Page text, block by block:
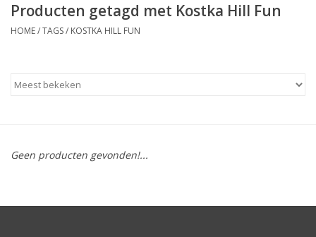
Steps huren of uitproberen
Producten getagd met Kostka Hill Fun
HOME/TAGS/ KOSTKA HILL FUN
Geen producten gevonden!...